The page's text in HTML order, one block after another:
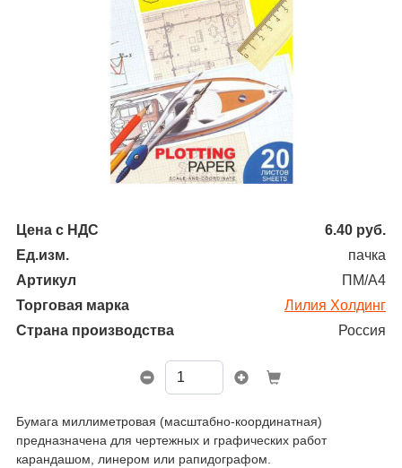
Цена с НДС 6.40 руб.
Ед.изм.
пачка
Артикул
ПМ/А4
Торговая марка
Лилия Холдинг
Страна производства
Россия
Бумага миллиметровая (масштабно-координатная)
предназначена для чертежных и графических работ
карандашом, линером или рапидографом.